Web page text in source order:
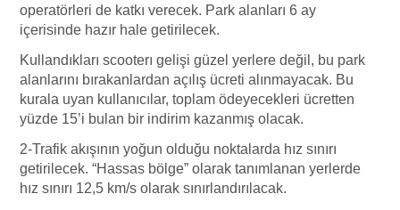
operatörleri de katkı verecek. Park alanları 6 ay
içerisinde hazır hale getirilecek.
Kullandıkları scooterı gelişi güzel yerlere değil, bu park
alanlarını bırakanlardan açılış ücreti alınmayacak. Bu
kurala uyan kullanıcılar, toplam ödeyecekleri ücretten
yüzde 15’i bulan bir indirim kazanmış olacak.
2-Trafik akışının yoğun olduğu noktalarda hız sınırı
getirilecek. “Hassas bölge” olarak tanımlanan yerlerde
hız sınırı 12,5 km/s olarak sınırlandırılacak.